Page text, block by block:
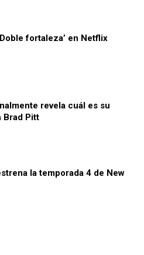
fortaleza’ en Netflix
revela cuál es su
Brad Pitt
la temporada 4 de New